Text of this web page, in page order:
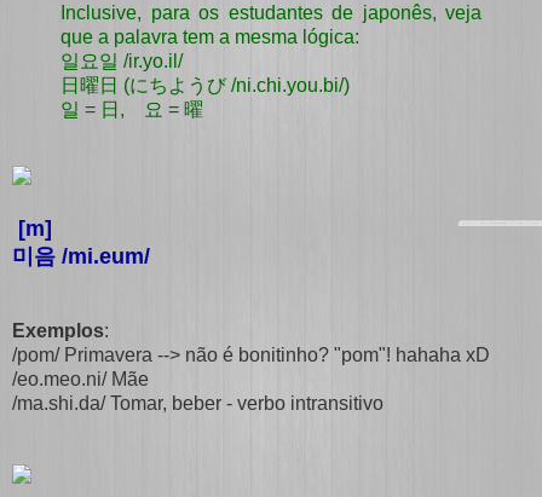
Inclusive, para os estudantes de japonês, veja
que a palavra tem a mesma lógica:
일요일 /ir.yo.il/
日曜日 (にちようび /ni.chi.you.bi/)
일 = 日, 요 = 曜
[m]
미음 /mi.eum/
Exemplos:
/pom/ Primavera --> não é bonitinho? "pom"! hahaha xD
/eo.meo.ni/ Mãe
/ma.shi.da/ Tomar, beber - verbo intransitivo